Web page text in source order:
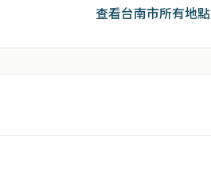
查看台南市所有地點